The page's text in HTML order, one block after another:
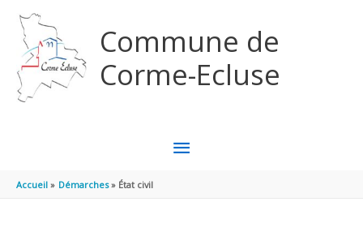
Commune de
Corme-Ecluse
MENU
Accueil Démarches État civil